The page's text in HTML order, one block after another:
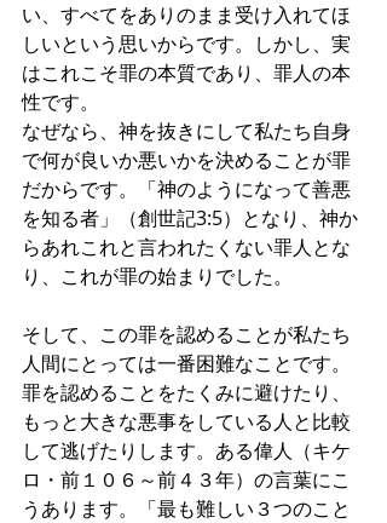
い、すべてをありのまま受け入れてほ
しいという思いからです。しかし、実
はこれこそ罪の本質であり、罪人の本
性です。
なぜなら、神を抜きにして私たち自身
で何が良いか悪いかを決めることが罪
だからです。「神のようになって善悪
を知る者」（創世記3:5）となり、神か
らあれこれと言われたくない罪人とな
り、これが罪の始まりでした。
そして、この罪を認めることが私たち
人間にとっては一番困難なことです。
罪を認めることをたくみに避けたり、
もっと大きな悪事をしている人と比較
して逃げたりします。ある偉人（キケ
ロ・前１０６～前４３年）の言葉にこ
うあります。「最も難しい３つのこと